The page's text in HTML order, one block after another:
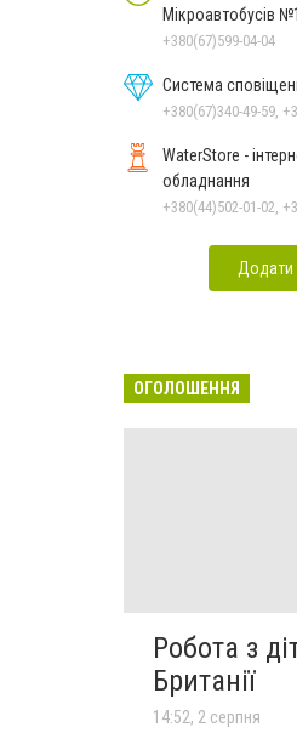
Мікроавтобусів №1
+380(67)599-04-04
Система
+380(67)340-49-59,
WaterStore -
обладнання
Додати
ОГОЛОШЕННЯ
Робота з
Британії
14:52, 2 серпня